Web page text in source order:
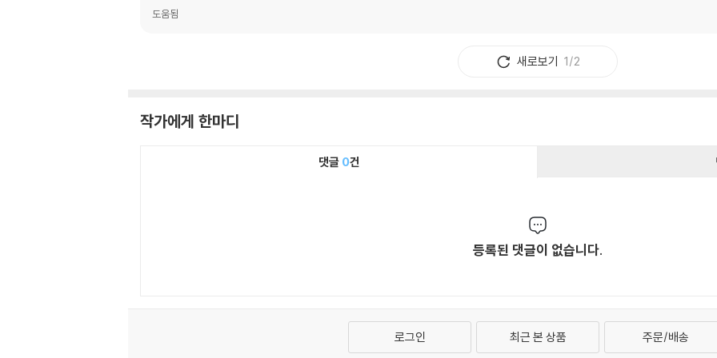
도움됨
새로보기 1/2
작가에게 한마디
댓글 0건
등록된 댓글이 없습니다.
로그인 최근 본 상품 주문/배송